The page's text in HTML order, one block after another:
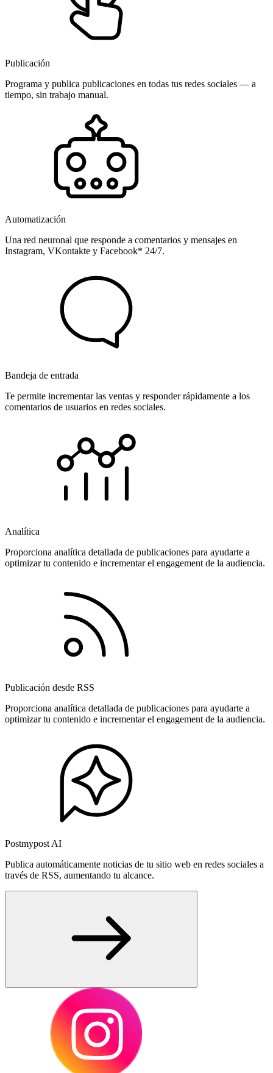
Publicación
Programa y publica publicaciones en todas tus redes sociales — a
tiempo, sin trabajo manual.
Automatización
Una red neuronal que responde a comentarios y mensajes en
Instagram, VKontakte y Facebook* 24/7.
Bandeja de entrada
Te permite incrementar las ventas y responder rápidamente a los
comentarios de usuarios en redes sociales.
Analítica
Proporciona analítica detallada de publicaciones para ayudarte a
optimizar tu contenido e incrementar el engagement de la audiencia.
Publicación desde RSS
Proporciona analítica detallada de publicaciones para ayudarte a
optimizar tu contenido e incrementar el engagement de la audiencia.
Postmypost AI
Publica automáticamente noticias de tu sitio web en redes sociales a
través de RSS, aumentando tu alcance.